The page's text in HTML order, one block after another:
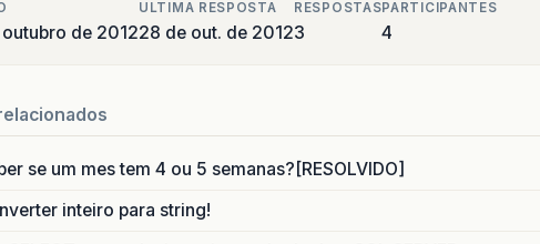
de 2012
ULTIMA RESPOSTA
28 de out. de 2012
RESPOSTAS
3
PARTICIPANTES
4
se um mes tem 4 ou 5 semanas?[RESOLVIDO]
inteiro para string!